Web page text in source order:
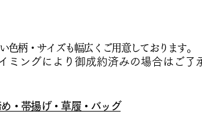
色柄・サイズも幅広くご用意しております。
ングにより御成約済みの場合はご了
・帯揚げ・草履・バッグ